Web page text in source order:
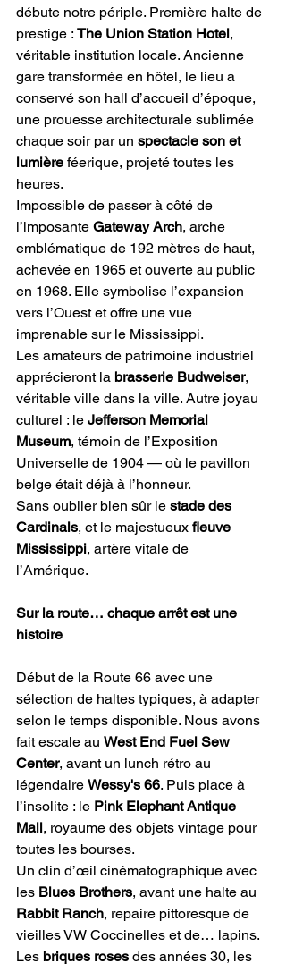
débute notre périple. Première halte de
prestige : The Union Station Hotel,
véritable institution locale. Ancienne
gare transformée en hôtel, le lieu a
conservé son hall d’accueil d’époque,
une prouesse architecturale sublimée
chaque soir par un spectacle son et
lumière féerique, projeté toutes les
heures.
Impossible de passer à côté de
l’imposante Gateway Arch, arche
emblématique de 192 mètres de haut,
achevée en 1965 et ouverte au public
en 1968. Elle symbolise l’expansion
vers l’Ouest et offre une vue
imprenable sur le Mississippi.
Les amateurs de patrimoine industriel
apprécieront la brasserie Budweiser,
véritable ville dans la ville. Autre joyau
culturel : le Jefferson Memorial
Museum, témoin de l’Exposition
Universelle de 1904 — où le pavillon
belge était déjà à l’honneur.
Sans oublier bien sûr le stade des
Cardinals, et le majestueux fleuve
Mississippi, artère vitale de
l’Amérique.
Sur la route… chaque arrêt est une
histoire
Début de la Route 66 avec une
sélection de haltes typiques, à adapter
selon le temps disponible. Nous avons
fait escale au West End Fuel Sew
Center, avant un lunch rétro au
légendaire Wessy's 66. Puis place à
l’insolite : le Pink Elephant Antique
Mall, royaume des objets vintage pour
toutes les bourses.
Un clin d’œil cinématographique avec
les Blues Brothers, avant une halte au
Rabbit Ranch, repaire pittoresque de
vieilles VW Coccinelles et de… lapins.
Les briques roses des années 30, les